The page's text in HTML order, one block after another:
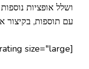
ושלל אופציות
עם תוספות, בקיצור
[yasr_overall_rating size="large"]